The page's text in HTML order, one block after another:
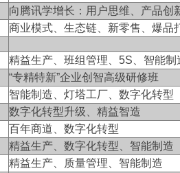
向腾讯学增长：用户思维、产品创
商业模式、生态链、新零售、爆品
精益生产、班组管理、5S、智能
“专精特新”企业创智高级研修班
智能制造、灯塔工厂、数字化转型
数字化转型升级、精益智造
百年商道、数字化转型
精益生产、数字化转型、智能制造
精益生产、质量管理、智能制造